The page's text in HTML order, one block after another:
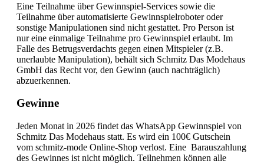
Eine Teilnahme über Gewinnspiel-Services sowie die
Teilnahme über automatisierte Gewinnspielroboter oder
sonstige Manipulationen sind nicht gestattet. Pro Person ist
nur eine einmalige Teilnahme pro Gewinnspiel erlaubt. Im
Falle des Betrugsverdachts gegen einen Mitspieler (z.B.
unerlaubte Manipulation), behält sich Schmitz Das Modehaus
GmbH das Recht vor, den Gewinn (auch nachträglich)
abzuerkennen.
Gewinne
Jeden Monat in 2026 findet das WhatsApp Gewinnspiel von
Schmitz Das Modehaus statt. Es wird ein 100€ Gutschein
vom schmitz-mode Online-Shop verlost. Eine Barauszahlung
des Gewinnes ist nicht möglich. Teilnehmen können alle